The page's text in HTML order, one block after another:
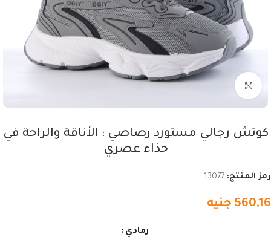
اضغط للتكبير
كوتش رجالي مستورد رصاصي : الأناقة والراحة في
حذاء عصري
رمز المنتج: 13077
560,16 جنيه
رمادي